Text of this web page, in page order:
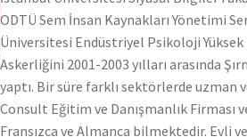
ODTÜ Sem İnsan Kaynakları Yönetimi
Üniversitesi Endüstriyel Psikoloji
Askerliğini 2001-2003 yılları arasında
yaptı. Bir süre farklı sektörlerde uzman
Consult Eğitim ve Danışmanlık Firması
Fransızca ve Almanca bilmektedir. Evli